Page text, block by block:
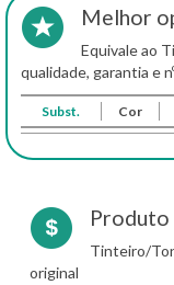
Melhor
Equivale ao
qualidade, garantia e
Subst. Cor
Produto
Tinteiro/
original